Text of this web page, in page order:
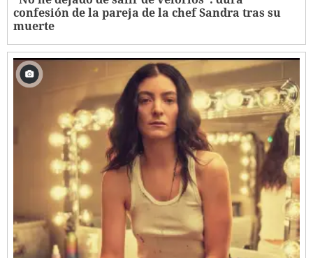
confesión de la pareja de la chef Sandra tras su
muerte